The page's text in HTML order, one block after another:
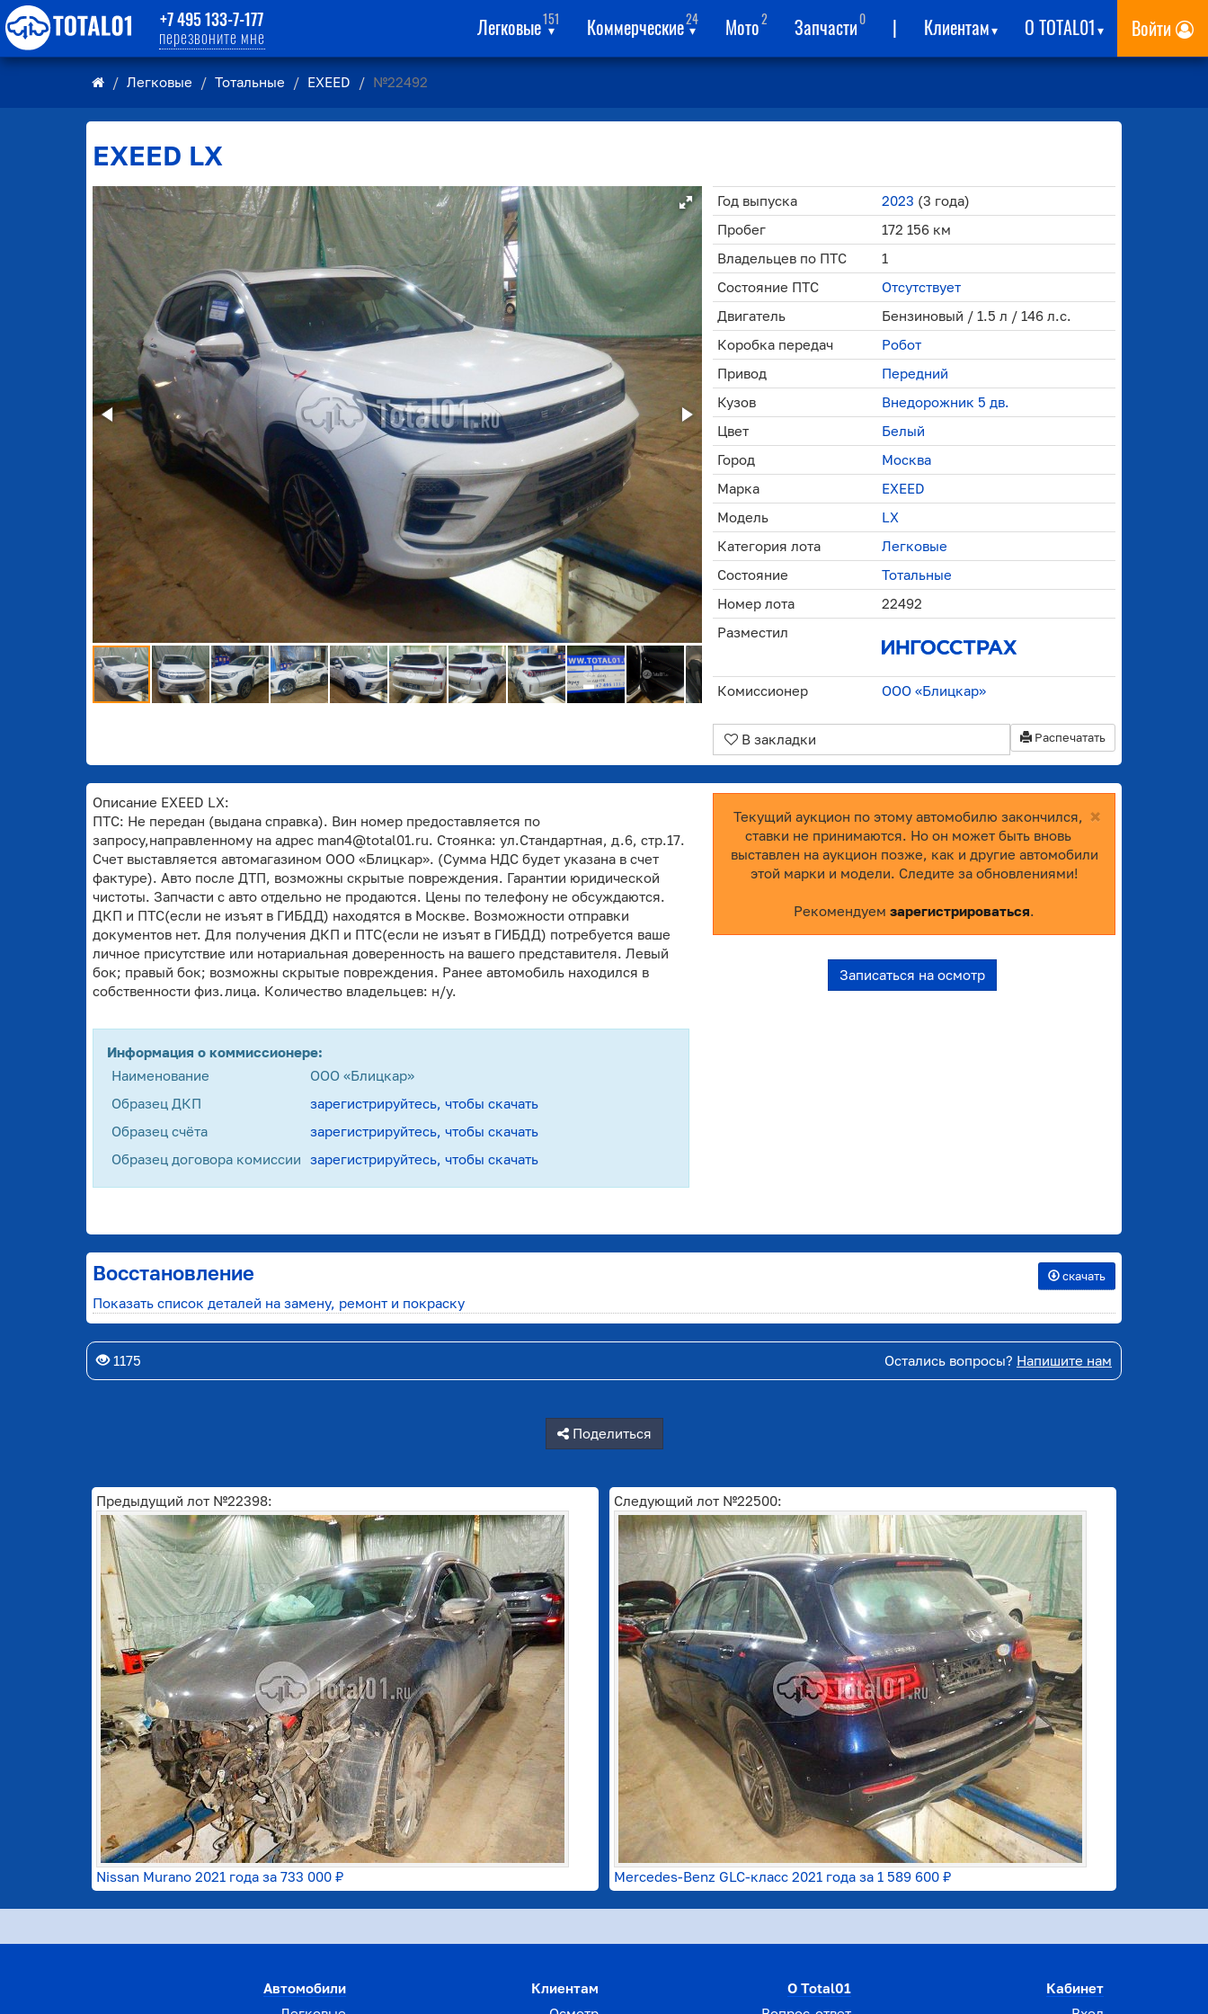
+7 495 133-7-177
перезвоните мне Легковые151
▾ Коммерческие24
▾ Мото2 Запчасти0 | Клиентам▾ О TOTAL01▾ Войти
Легковые Тотальные EXEED №22492
EXEED LX
Год выпуска 2023 (3 года)
Пробег
172 156 км
Владельцев по ПТС
1
Состояние ПТС
Отсутствует
Двигатель
Бензиновый / 1.5 л / 146 л.с.
Коробка передач
Робот
Привод
Передний
Кузов
Внедорожник 5 дв.
Цвет
Белый
Город
Москва
Марка
EXEED
Модель
LX
Категория лота
Легковые
Состояние
Тотальные
Номер лота
22492
Разместил
Комиссионер ООО «Блицкар»
Распечатать
В закладки
Описание EXEED LX:
ПТС: Не передан (выдана справка). Вин номер предоставляется по
запросу,направленному на адрес man4@total01.ru. Стоянка: ул.Стандартная, д.6, стр.17.
Счет выставляется автомагазином ООО «Блицкар». (Сумма НДС будет указана в счет
фактуре). Авто после ДТП, возможны скрытые повреждения. Гарантии юридической
чистоты. Запчасти с авто отдельно не продаются. Цены по телефону не обсуждаются.
ДКП и ПТС(если не изъят в ГИБДД) находятся в Москве. Возможности отправки
документов нет. Для получения ДКП и ПТС(если не изъят в ГИБДД) потребуется ваше
личное присутствие или нотариальная доверенность на вашего представителя. Левый
бок; правый бок; возможны скрытые повреждения. Ранее автомобиль находился в
собственности физ.лица. Количество владельцев: н/у.
Информация о коммиссионере:
Наименование
ООО «Блицкар»
Образец ДКП
зарегистрируйтесь, чтобы скачать
Образец счёта
зарегистрируйтесь, чтобы скачать
Образец договора комиссии
зарегистрируйтесь, чтобы скачать
×
Текущий аукцион по этому автомобилю закончился,
ставки не принимаются. Но он может быть вновь
выставлен на аукцион позже, как и другие автомобили
этой марки и модели. Следите за обновлениями!
Рекомендуем зарегистрироваться
Записаться на осмотр
Восстановление скачать
Показать список деталей на замену, ремонт и покраску
1175 Остались вопросы? Напишите нам
Поделиться
Предыдущий лот №22398:
Nissan Murano 2021 года за 733 000 ₽
Следующий лот №22500:
Mercedes-Benz GLC-класс 2021 года за 1 589 600 ₽
Автомобили
Клиентам
О Total01
Кабинет